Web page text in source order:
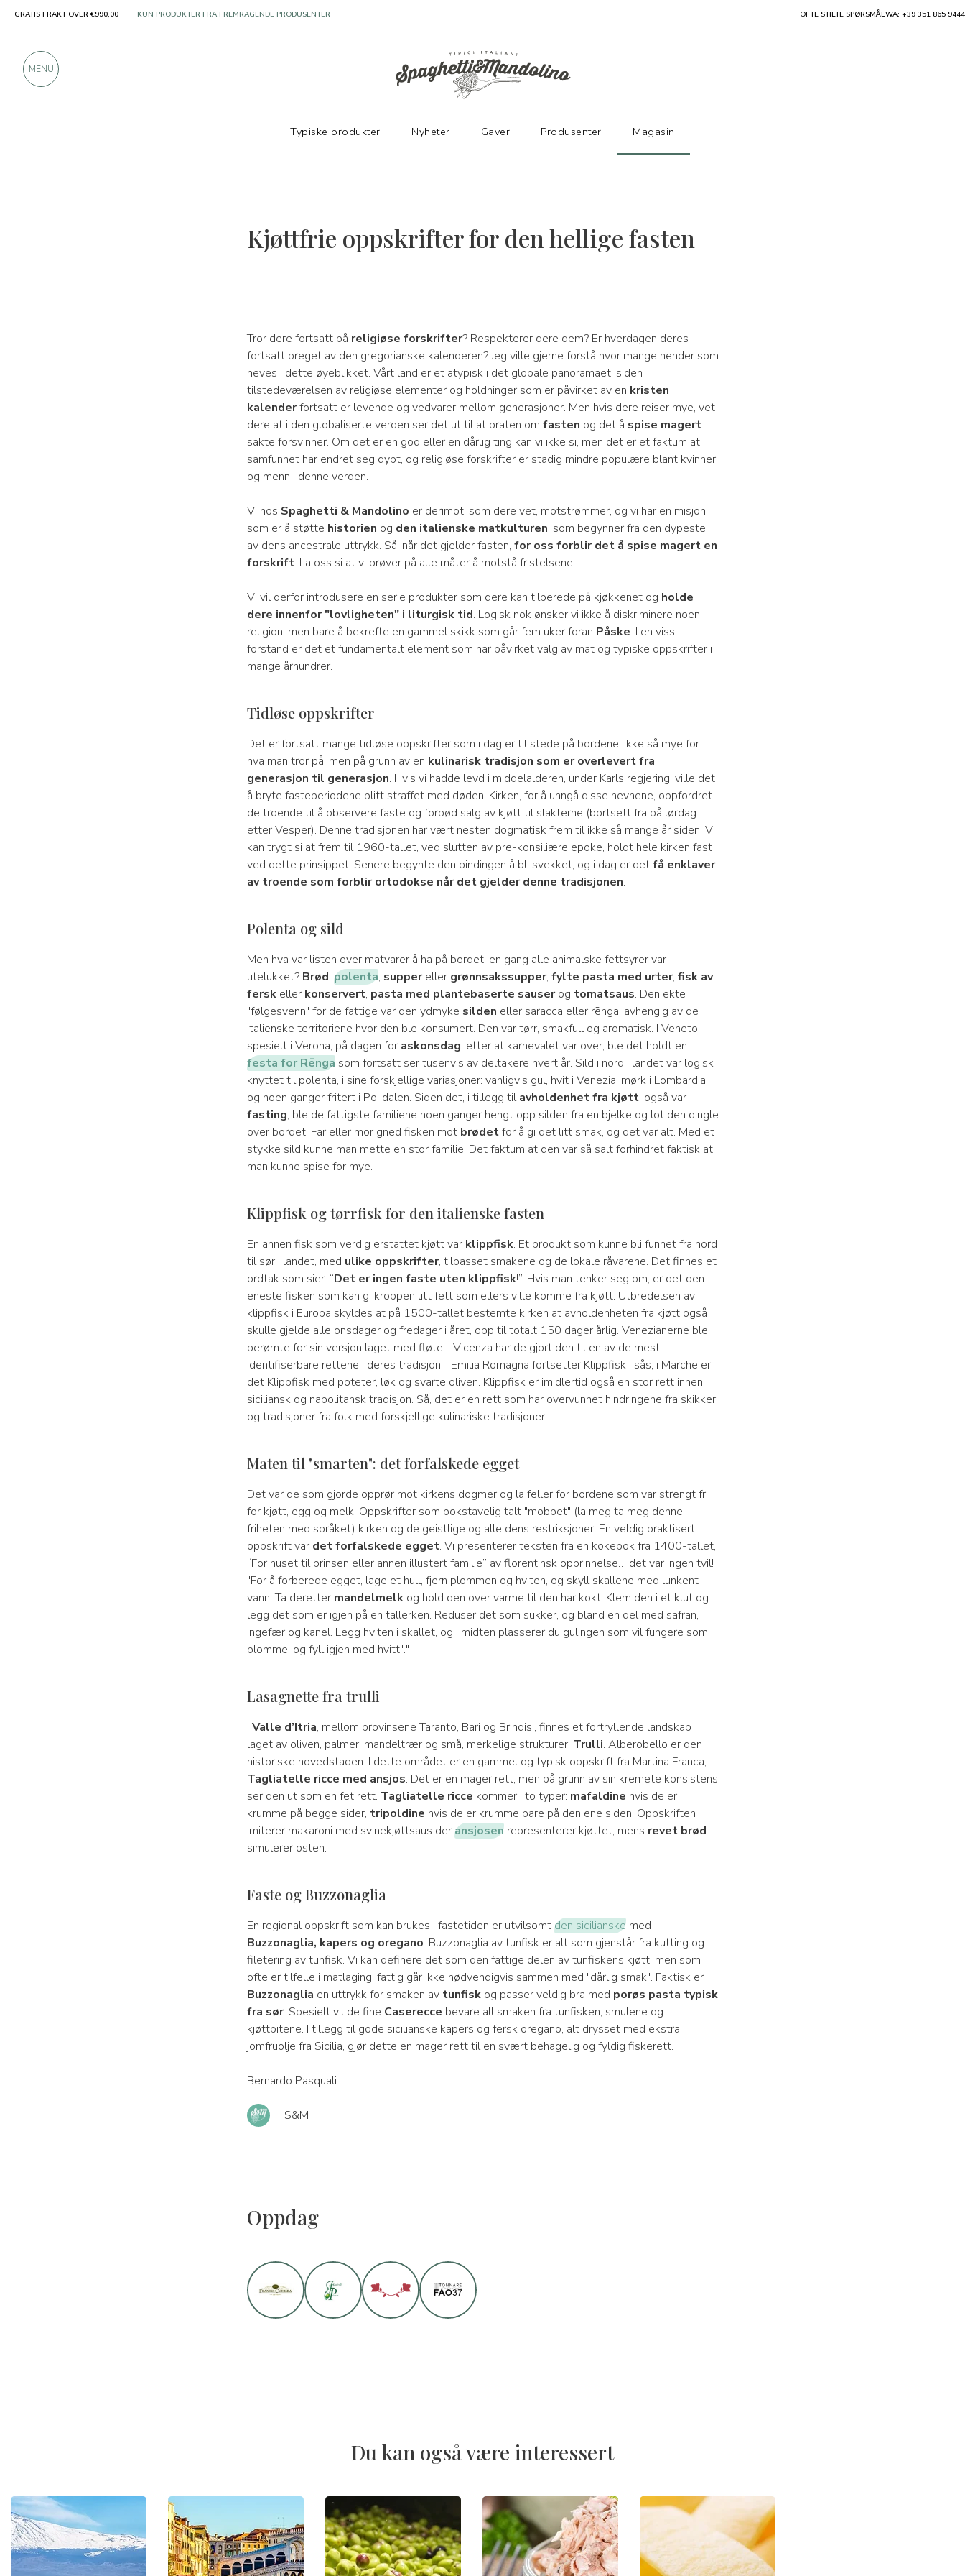
Kjøttfrie oppskrifter for den hellige fasten
Tror dere fortsatt på religiøse forskrifter? Respekterer dere dem? Er hverdagen deres
fortsatt preget av den gregorianske kalenderen? Jeg ville gjerne forstå hvor mange hender som
heves i dette øyeblikket. Vårt land er et atypisk i det globale panoramaet, siden
tilstedeværelsen av religiøse elementer og holdninger som er påvirket av en kristen
kalenderfortsatt er levende og vedvarer mellom generasjoner. Men hvis dere reiser mye, vet
dere at i den globaliserte verden ser det ut til at praten om fasten og det å spise magert
sakte forsvinner. Om det er en god eller en dårlig ting kan vi ikke si, men det er et faktum at
samfunnet har endret seg dypt, og religiøse forskrifter er stadig mindre populære blant kvinner
og menn i denne verden.
Vi hos Spaghetti & Mandolino er derimot, som dere vet, motstrømmer, og vi har en misjon
som er å støtte historien og den italienske matkulturen, som begynner fra den dypeste
av dens ancestrale uttrykk. Så, når det gjelder fasten, for oss forblir det å spise magert en
forskrift. La oss si at vi prøver på alle måter å motstå fristelsene.
Vi vil derfor introdusere en serie produkter som dere kan tilberede på kjøkkenet og holde
dere innenfor "lovligheten" i liturgisk tid. Logisk nok ønsker vi ikke å diskriminere noen
religion, men bare å bekrefte en gammel skikk som går fem uker foran Påske. I en viss
forstand er det et fundamentalt element som har påvirket valg av mat og typiske oppskrifter i
mange århundrer.
Tidløse oppskrifter
Det er fortsatt mange tidløse oppskrifter som i dag er til stede på bordene, ikke så mye for
hva man tror på, men på grunn av en kulinarisk tradisjon som er overlevert fra
generasjon til generasjon. Hvis vi hadde levd i middelalderen, under Karls regjering, ville det
å bryte fasteperiodene blitt straffet med døden. Kirken, for å unngå disse hevnene, oppfordret
de troende til å observere faste og forbød salg av kjøtt til slakterne (bortsett fra på lørdag
etter Vesper). Denne tradisjonen har vært nesten dogmatisk frem til ikke så mange år siden. Vi
kan trygt si at frem til 1960-tallet, ved slutten av pre-konsiliære epoke, holdt hele kirken fast
ved dette prinsippet. Senere begynte den bindingen å bli svekket, og i dag er detfå enklaver
av troende som forblir ortodokse når det gjelder denne tradisjonen.
Polenta og sild
Men hva var listen over matvarer å ha på bordet, en gang alle animalske fettsyrer var
utelukket? Brød, polenta, suppereller grønnsakssupper, fylte pasta med urter, fisk av
ferskeller konservert, pasta med plantebaserte sauserog tomatsaus. Den ekte
"følgesvenn" for de fattige var den ydmyke silden eller saracca eller rēnga, avhengig av de
italienske territoriene hvor den ble konsumert. Den var tørr, smakfull og aromatisk. I Veneto,
spesielt i Verona, på dagen for askonsdag, etter at karnevalet var over, ble det holdt en
festa for Rēngasom fortsatt ser tusenvis av deltakere hvert år. Sild i nord i landet var logisk
knyttet til polenta, i sine forskjellige variasjoner: vanligvis gul, hvit i Venezia, mørk i Lombardia
og noen ganger fritert i Po-dalen. Siden det, i tillegg tilavholdenhet fra kjøtt, også var
fasting, ble de fattigste familiene noen ganger hengt opp silden fra en bjelke og lot den dingle
over bordet. Far eller mor gned fisken mot brødetfor å gi det litt smak, og det var alt. Med et
stykke sild kunne man mette en stor familie. Det faktum at den var så salt forhindret faktisk at
man kunne spise for mye.
Klippfisk og tørrfisk for den italienske fasten
En annen fisk som verdig erstattet kjøtt var klippfisk. Et produkt som kunne bli funnet fra nord
til sør i landet, med ulike oppskrifter, tilpasset smakene og de lokale råvarene. Det finnes et
ordtak som sier: “Det er ingen faste uten klippfisk!”. Hvis man tenker seg om, er det den
eneste fisken som kan gi kroppen litt fett som ellers ville komme fra kjøtt. Utbredelsen av
klippfisk i Europa skyldes at på 1500-tallet bestemte kirken at avholdenheten fra kjøtt også
skulle gjelde alle onsdager og fredager i året, opp til totalt 150 dager årlig. Venezianerne ble
berømte for sin versjon laget med fløte. I Vicenza har de gjort den til en av de mest
identifiserbare rettene i deres tradisjon. I Emilia Romagna fortsetter Klippfisk i sås, i Marche er
det Klippfisk med poteter, løk og svarte oliven. Klippfisk er imidlertid også en stor rett innen
siciliansk og napolitansk tradisjon. Så, det er en rett som har overvunnet hindringene fra skikker
og tradisjoner fra folk med forskjellige kulinariske tradisjoner.
Maten til "smarten": det forfalskede egget
Det var de som gjorde opprør mot kirkens dogmer og la feller for bordene som var strengt fri
for kjøtt, egg og melk. Oppskrifter som bokstavelig talt "mobbet" (la meg ta meg denne
friheten med språket) kirken og de geistlige og alle dens restriksjoner. En veldig praktisert
oppskrift var det forfalskede egget. Vi presenterer teksten fra en kokebok fra 1400-tallet,
“For huset til prinsen eller annen illustert familie” av florentinsk opprinnelse… det var ingen tvil!
"For å forberede egget, lage et hull, fjern plommen og hviten, og skyll skallene med lunkent
vann. Ta deretter mandelmelkog hold den over varme til den har kokt. Klem den i et klut og
legg det som er igjen på en tallerken. Reduser det som sukker, og bland en del med safran,
ingefær og kanel. Legg hviten i skallet, og i midten plasserer du gulingen som vil fungere som
plomme, og fyll igjen med hvitt"."
Lasagnette fra trulli
I Valle d’Itria, mellom provinsene Taranto, Bari og Brindisi, finnes et fortryllende landskap
laget av oliven, palmer, mandeltrær og små, merkelige strukturer: Trulli. Alberobello er den
historiske hovedstaden. I dette området er en gammel og typisk oppskrift fra Martina Franca,
Tagliatelle ricce med ansjos. Det er en mager rett, men på grunn av sin kremete konsistens
ser den ut som en fet rett. Tagliatelle ricce kommer i to typer: mafaldine hvis de er
krumme på begge sider, tripoldine hvis de er krumme bare på den ene siden. Oppskriften
imiterer makaroni med svinekjøttsaus deransjosenrepresenterer kjøttet, mens revet brød
simulerer osten.
Faste og Buzzonaglia
En regional oppskrift som kan brukes i fastetiden er utvilsomtden sicilianskemed
Buzzonaglia, kapers og oregano. Buzzonaglia av tunfisk er alt som gjenstår fra kutting og
filetering av tunfisk. Vi kan definere det som den fattige delen av tunfiskens kjøtt, men som
ofte er tilfelle i matlaging, fattig går ikke nødvendigvis sammen med "dårlig smak". Faktisk er
Buzzonaglia en uttrykk for smaken av tunfiskog passer veldig bra med porøs pasta typisk
fra sør. Spesielt vil de fine Caserecce bevare all smaken fra tunfisken, smulene og
kjøttbitene. I tillegg til gode sicilianske kapers og fersk oregano, alt drysset med ekstra
jomfruolje fra Sicilia, gjør dette en mager rett til en svært behagelig og fyldig fiskerett.
Bernardo Pasquali
S&M
Oppdag
Du kan også være interessert
GRATIS FRAKT OVER €990,00 KUN PRODUKTER FRA FREMRAGENDE PRODUSENTER OFTE STILTE SPØRSMÅLWA: +39 351 865 9444
MENU
Typiske produkter Nyheter Gaver Produsenter Magasin